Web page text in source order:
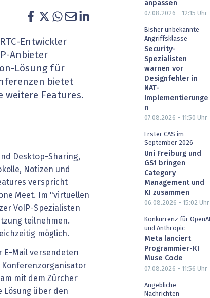
wird digital
Services & Co.
IT for Health
Artificial Intelligence
Fintech & Insurtech
Professional AV & Digital Signage
Entwickler
Anbieter
Lösung für
bietet
weitere Features.
Desktop-Sharing,
Notizen und
verspricht
Meet. Im "virtuellen
VoIP-Spezialisten
teilnehmen.
möglich.
E-Mail versendeten
Konferenzorganisator
mit dem Zürcher
Lösung über den
anpassen
07.08.2026 - 12:15 Uhr
Bisher unbekannte
Angriffsklasse
Security-
Spezialisten
warnen vor
Designfehler in
NAT-
Implementierunge
n
07.08.2026 - 11:50 Uhr
Erster CAS im
September 2026
Uni Freiburg und
GS1 bringen
Category
Management und
KI zusammen
06.08.2026 - 15:02 Uhr
Konkurrenz für OpenAI
und Anthropic
Meta lanciert
Programmier-KI
Muse Code
07.08.2026 - 11:56 Uhr
Angebliche
Nachrichten